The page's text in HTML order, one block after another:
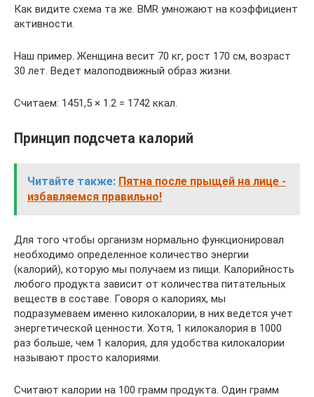
Как видите схема та же. BMR умножают на коэффициент
активности.
Наш пример. Женщина весит 70 кг, рост 170 см, возраст
30 лет. Ведет малоподвижный образ жизни.
Считаем: 1451,5 × 1.2 = 1742 ккал.
Принцип подсчета калорий
Читайте также: Пятна после прыщей на лице -
избавляемся правильно!
Для того чтобы организм нормально функционировал
необходимо определенное количество энергии
(калорий), которую мы получаем из пищи. Калорийность
любого продукта зависит от количества питательных
веществ в составе. Говоря о калориях, мы
подразумеваем именно килокалории, в них ведется учет
энергетической ценности. Хотя, 1 килокалория в 1000
раз больше, чем 1 калория, для удобства килокалории
называют просто калориями.
Считают калории на 100 грамм продукта. Один грамм